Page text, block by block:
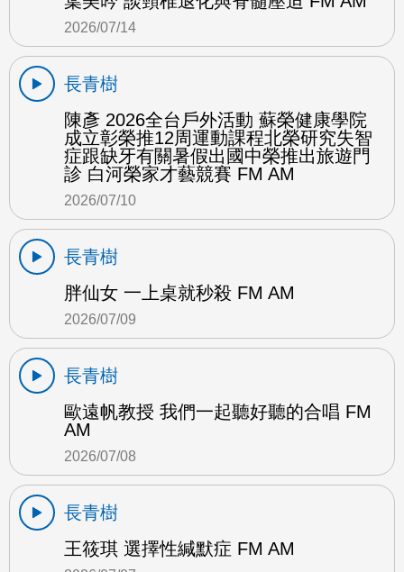
2026/07/14
長青樹
陳彥 2026全台戶外活動 蘇榮健康學院
成立彰榮推12周運動課程北榮研究失智
症跟缺牙有關暑假出國中榮推出旅遊門
診 白河榮家才藝競賽 FM AM
2026/07/10
長青樹
胖仙女 一上桌就秒殺 FM AM
2026/07/09
長青樹
歐遠帆教授 我們一起聽好聽的合唱 FM
AM
2026/07/08
長青樹
王筱琪 選擇性緘默症 FM AM